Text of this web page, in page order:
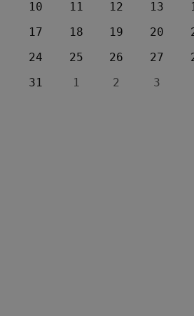
10
11 12 13
17
18 19 20
24
25 26 27
31
1 2 3